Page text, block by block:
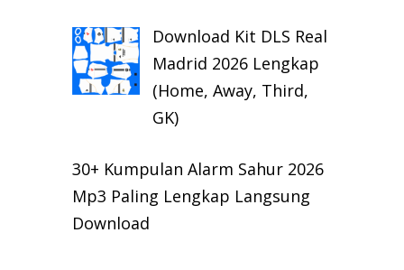
Download Kit DLS Real
Madrid 2026 Lengkap
(Home, Away, Third,
GK)
30+ Kumpulan Alarm Sahur 2026
Mp3 Paling Lengkap Langsung
Download